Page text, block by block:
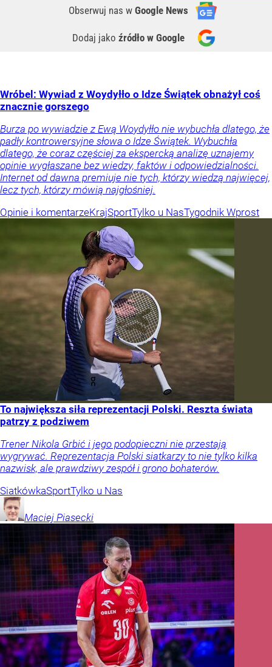
Obserwuj nas w Google News
Dodaj jako źródło w Google
Wróbel: Wywiad z Woydyłło o Idze Świątek obnażył coś
znacznie gorszego
Burza po wywiadzie z Ewą Woydyłło nie wybuchła dlatego, że
padły kontrowersyjne słowa o Idze Świątek. Wybuchła
dlatego, że coraz częściej za ekspercką analizę uznajemy
opinie wygłaszane bez wiedzy, faktów i odpowiedzialności.
Internet od dawna premiuje nie tych, którzy wiedzą najwięcej,
lecz tych, którzy mówią najgłośniej.
Opinie i komentarzeKrajSportTylko u NasTygodnik Wprost
To największa siła reprezentacji Polski. Reszta świata
patrzy z podziwem
Trener Nikola Grbić i jego podopieczni nie przestają
wygrywać. Reprezentacja Polski siatkarzy to nie tylko kilka
nazwisk, ale prawdziwy zespół i grono bohaterów.
SiatkówkaSportTylko u Nas
Maciej Piasecki